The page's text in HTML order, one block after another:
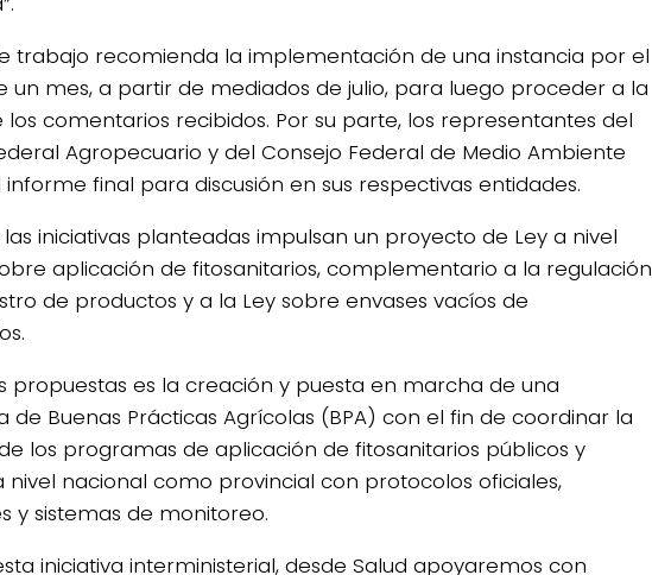
trabajo recomienda la implementación de una instancia por el
un mes, a partir de mediados de julio, para luego proceder a la
los comentarios recibidos. Por su parte, los representantes del
Agropecuario y del Consejo Federal de Medio Ambiente
final para discusión en sus respectivas entidades.
iniciativas planteadas impulsan un proyecto de Ley a nivel
aplicación de fitosanitarios, complementario a la regulación
de productos y a la Ley sobre envases vacíos de
propuestas es la creación y puesta en marcha de una
de Buenas Prácticas Agrícolas (BPA) con el fin de coordinar la
los programas de aplicación de fitosanitarios públicos y
nivel nacional como provincial con protocolos oficiales,
y sistemas de monitoreo.
iniciativa interministerial, desde Salud apoyaremos con